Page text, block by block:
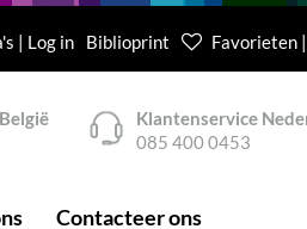
| Log in Biblioprint Favorieten
Klantenservice
085 400 0453
Contacteer ons